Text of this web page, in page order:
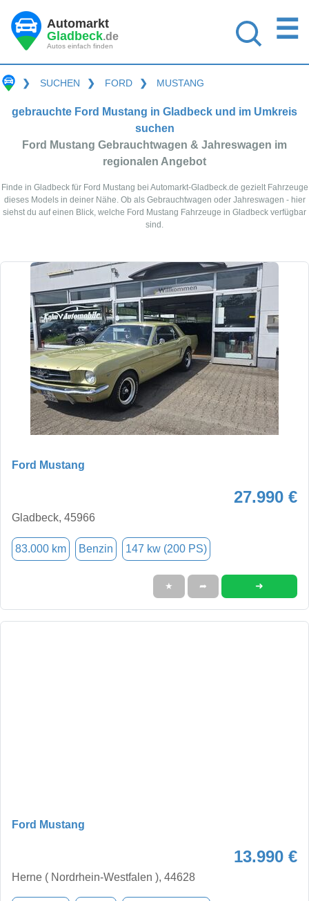
Automarkt
Gladbeck.de
Autos einfach finden
☰
❯ SUCHEN ❯ FORD ❯ MUSTANG
gebrauchte Ford Mustang in Gladbeck und im Umkreis
suchen
Ford Mustang Gebrauchtwagen & Jahreswagen im
regionalen Angebot
Finde in Gladbeck für Ford Mustang bei Automarkt-Gladbeck.de gezielt Fahrzeuge
dieses Models in deiner Nähe. Ob als Gebrauchtwagen oder Jahreswagen - hier
siehst du auf einen Blick, welche Ford Mustang Fahrzeuge in Gladbeck verfügbar
sind.
Ford Mustang
27.990 €
Gladbeck, 45966
83.000 km Benzin 147 kw (200 PS)
★ ➦ ➜
Ford Mustang
13.990 €
Herne ( Nordrhein-Westfalen ), 44628